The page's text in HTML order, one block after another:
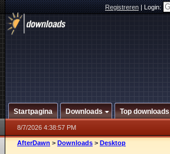
Registreren|Login:
Startpagina Downloads Top downloads
8/7/2026 4:38:57 PM
AfterDawn > Downloads > Desktop